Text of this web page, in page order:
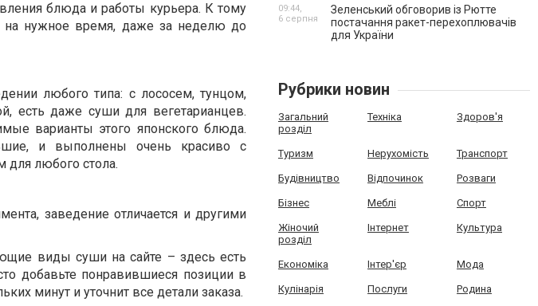
блюда и работы курьера. К тому
на нужное время, даже за неделю до
любого типа: с лососем, тунцом,
есть даже суши для вегетарианцев.
варианты этого японского блюда.
и выполнены очень красиво с
для любого стола.
заведение отличается и другими
виды суши на сайте – здесь есть
добавьте понравившиеся позиции в
минут и уточнит все детали заказа.
Зеленський обговорив із Рютте
постачання ракет-перехоплювачів
для України
09:44,
6 серпня
Рубрики новин
Загальний
розділ
Техніка Здоров'я
Туризм Нерухомість Транспорт
Будівництво Відпочинок Розваги
Бізнес Меблі Спорт
Жіночий
розділ
Інтернет Культура
Економіка Інтер'єр Мода
Кулінарія Послуги Родина